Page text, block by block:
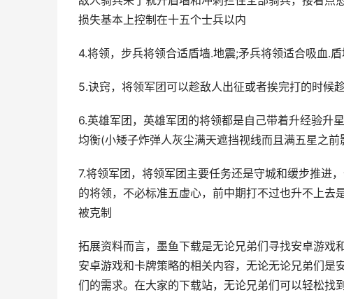
损失基本上控制在十五个士兵以内
4.将领，步兵将领合适盾墙.地震;矛兵将领适合吸血.
5.诀窍，将领军团可以趁敌人出征或者挨完打的时候
6.英雄军团，英雄军团的将领都是自己带着升经验升
均衡(小矮子炸弹人灰尘满天遮挡视线而且满五星之
7.将领军团，将领军团主要任务还是守城和缓步推进
的将领，不必标准五虚心，前中期打不过也升不上
被克制
拓展资料而言，墨鱼下载是无论兄弟们寻找安卓游戏
安卓游戏和卡牌策略的相关内容，无论无论兄弟们
们的需求。在大家的下载站，无论兄弟们可以轻松找